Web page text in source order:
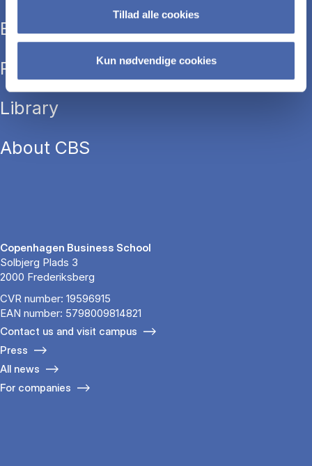
Tillad alle cookies
Kun nødvendige cookies
Executive education
Research
Library
About CBS
Copenhagen Business School
Solbjerg Plads 3
2000 Frederiksberg
CVR number: 19596915
EAN number: 5798009814821
Contact us and visit campus
Press
All news
For companies